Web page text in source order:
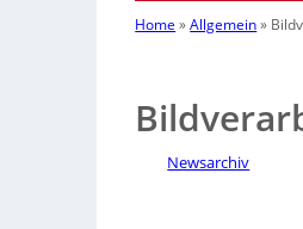
Home »Allgemein»
Newsarchiv